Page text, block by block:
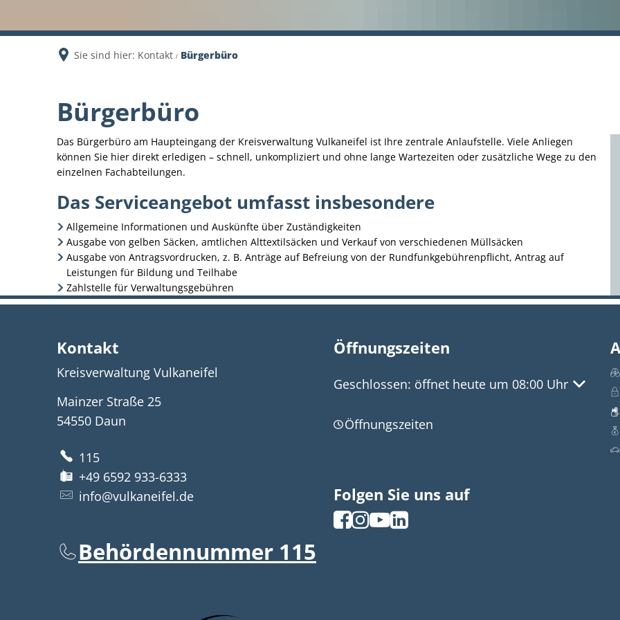
Sie sind hier: Kontakt Bürgerbüro
Bürgerbüro
Das Bürgerbüro am Haupteingang der Kreisverwaltung Vulkaneifel ist Ihre zentrale Anlaufstelle. Viele Anliegen
können Sie hier direkt erledigen – schnell, unkompliziert und ohne lange Wartezeiten oder zusätzliche Wege zu den
einzelnen Fachabteilungen.
Das Serviceangebot umfasst insbesondere
Allgemeine Informationen und Auskünfte über Zuständigkeiten
Ausgabe von gelben Säcken, amtlichen Alttextilsäcken und Verkauf von verschiedenen Müllsäcken
Ausgabe von Antragsvordrucken, z. B. Anträge auf Befreiung von der Rundfunkgebührenpflicht, Antrag auf
Leistungen für Bildung und Teilhabe
Zahlstelle für Verwaltungsgebühren
Kontakt
Kreisverwaltung Vulkaneifel
Mainzer Straße 25
54550 Daun
115
+49 6592 933-6333
info@vulkaneifel.de
Behördennummer 115
Öffnungszeiten
Klicken, um weitere Öffnungs- oder Schließzeiten
Geschlossen: öffnet heute um 08:00 Uhr
Öffnungszeiten
Folgen Sie uns auf